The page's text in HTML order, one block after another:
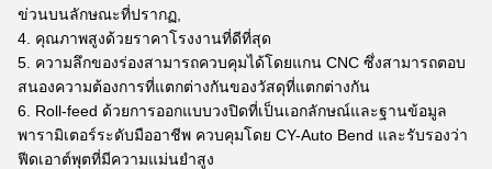
ข่วนบนลักษณะที่ปรากฏ,
4. คุณภาพสูงด้วยราคาโรงงานที่ดีที่สุด
5. ความลึกของร่องสามารถควบคุมได้โดยแกน CNC ซึ่งสามารถตอบ
สนองความต้องการที่แตกต่างกันของวัสดุที่แตกต่างกัน
6. Roll-feed ด้วยการออกแบบวงปิดที่เป็นเอกลักษณ์และฐานข้อมูล
พารามิเตอร์ระดับมืออาชีพ ควบคุมโดย CY-Auto Bend และรับรองว่า
ฟีดเอาต์พุตที่มีความแม่นยำสูง